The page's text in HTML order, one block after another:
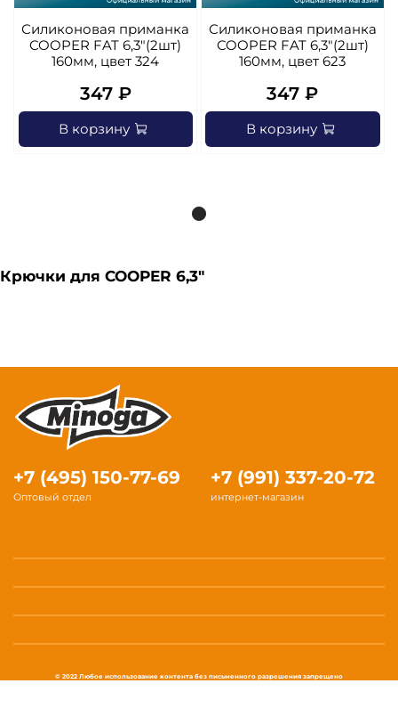
Силиконовая приманка
COOPER FAT 6,3"(2шт)
160мм, цвет 324
347 ₽
В корзину
Силиконовая приманка
COOPER FAT 6,3"(2шт)
160мм, цвет 623
347 ₽
В корзину
Крючки для COOPER 6,3"
+7 (495) 150-77-69
Оптовый отдел
+7 (991) 337-20-72
интернет-магазин
© 2022 Любое использование контента без письменного разрешения запрещено